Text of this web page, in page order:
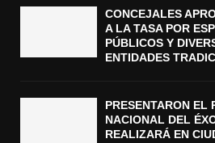
CONCEJALES
A LA TASA POR
PÚBLICOS Y
ENTIDADES
PRESENTARON EL
NACIONAL DEL
REALIZARÁ EN